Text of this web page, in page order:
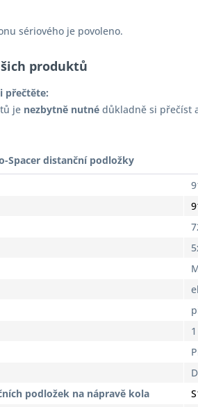
sériového je povoleno.
produktů
přečtěte:
je nezbytně nutné důkladně si přečíst
Spacer distanční podložky
podložek na nápravě kola